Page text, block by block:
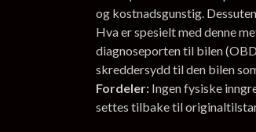
og kostnadsgunstig.
Hva er spesielt med denne
diagnoseporten til bilen
skreddersydd til den bilen
Fordeler: Ingen fysiske
settes tilbake til